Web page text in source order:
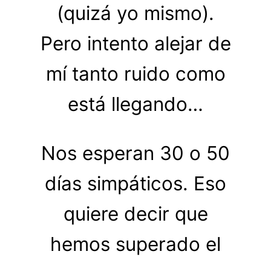
(quizá yo mismo).
Pero intento alejar de
mí tanto ruido como
está llegando…
Nos esperan 30 o 50
días simpáticos. Eso
quiere decir que
hemos superado el